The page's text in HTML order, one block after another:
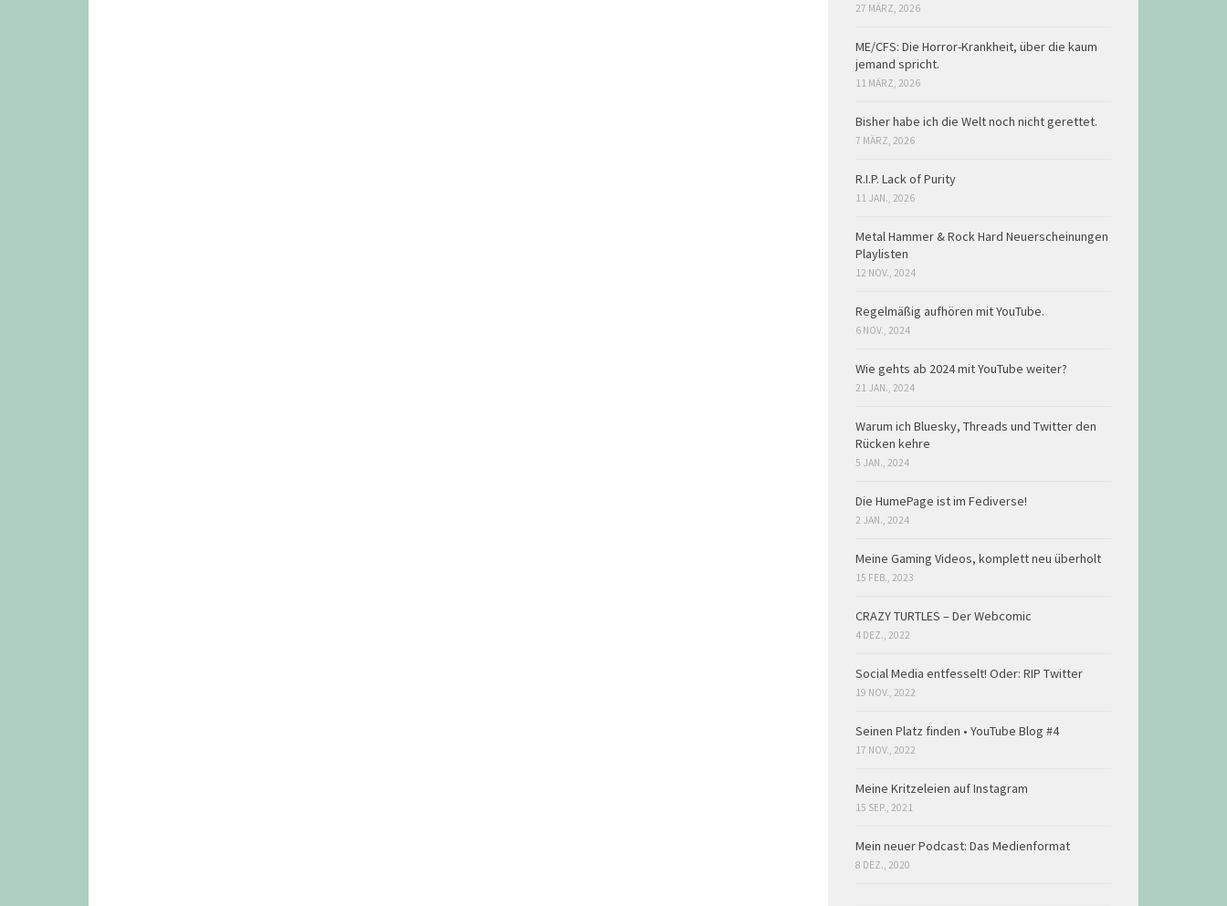
27 MÄRZ, 2026
ME/CFS: Die Horror-Krankheit, über die kaum
jemand spricht.
11 MÄRZ, 2026
Bisher habe ich die Welt noch nicht gerettet.
7 MÄRZ, 2026
R.I.P. Lack of Purity
11 JAN., 2026
Metal Hammer & Rock Hard Neuerscheinungen
Playlisten
12 NOV., 2024
Regelmäßig aufhören mit YouTube.
6 NOV., 2024
Wie gehts ab 2024 mit YouTube weiter?
21 JAN., 2024
Warum ich Bluesky, Threads und Twitter den
Rücken kehre
5 JAN., 2024
Die HumePage ist im Fediverse!
2 JAN., 2024
Meine Gaming Videos, komplett neu überholt
15 FEB., 2023
CRAZY TURTLES – Der Webcomic
4 DEZ., 2022
Social Media entfesselt! Oder: RIP Twitter
19 NOV., 2022
Seinen Platz finden • YouTube Blog #4
17 NOV., 2022
Meine Kritzeleien auf Instagram
15 SEP., 2021
Mein neuer Podcast: Das Medienformat
8 DEZ., 2020